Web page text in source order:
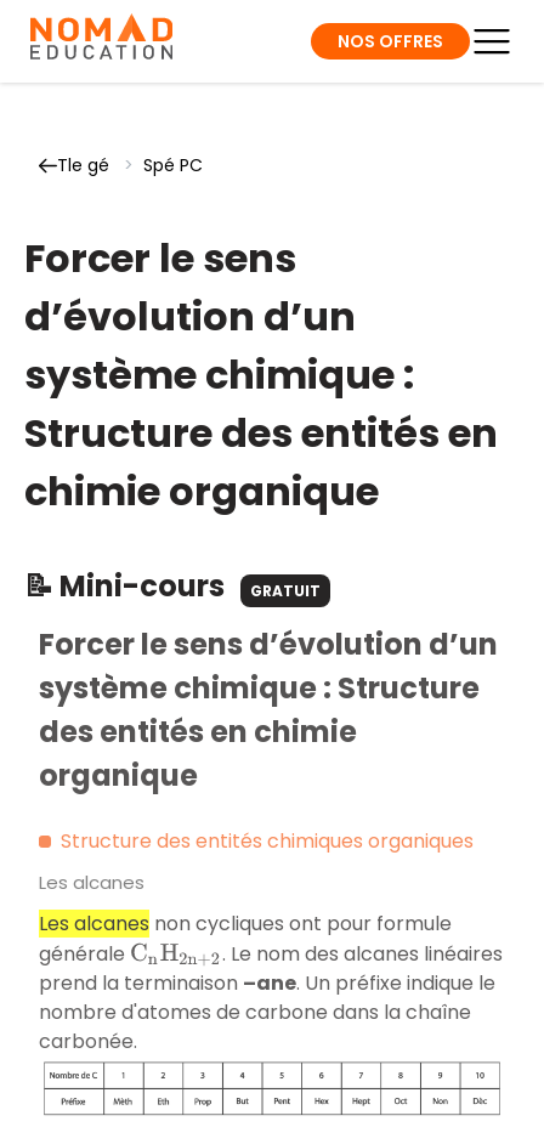
NOS OFFRES
Tle gé > Spé PC
Forcer le sens
d’évolution d’un
système chimique :
Structure des entités en
chimie organique
📝 Mini-cours GRATUIT
Forcer le sens d’évolution d’un
système chimique : Structure
des entités en chimie
organique
Structure des entités chimiques organiques
Les alcanes
Les alcanes non cycliques ont pour formule
générale CnH2n+2 . Le nom des alcanes linéaires
prend la terminaison –ane. Un préfixe indique le
nombre d'atomes de carbone dans la chaîne
carbonée.